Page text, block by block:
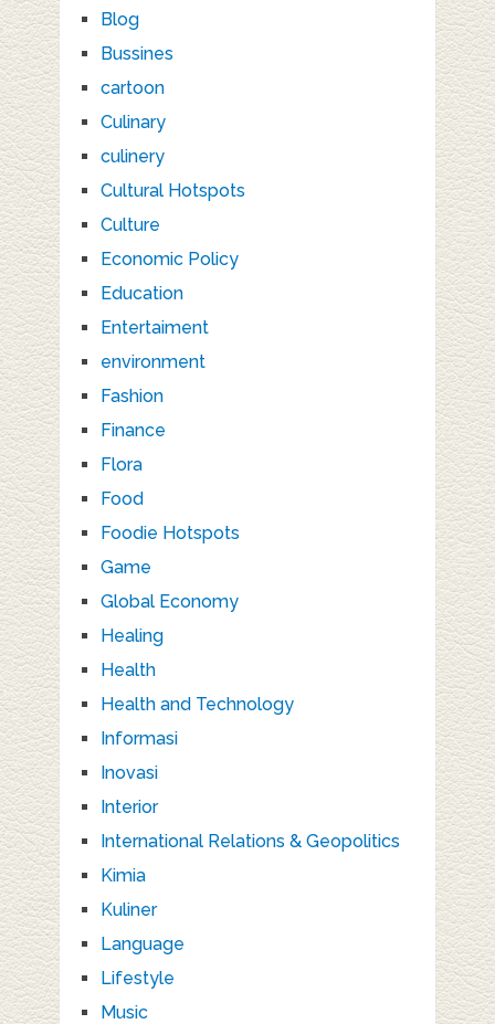
Blog
Bussines
cartoon
Culinary
culinery
Cultural Hotspots
Culture
Economic Policy
Education
Entertaiment
environment
Fashion
Finance
Flora
Food
Foodie Hotspots
Game
Global Economy
Healing
Health
Health and Technology
Informasi
Inovasi
Interior
International Relations & Geopolitics
Kimia
Kuliner
Language
Lifestyle
Music